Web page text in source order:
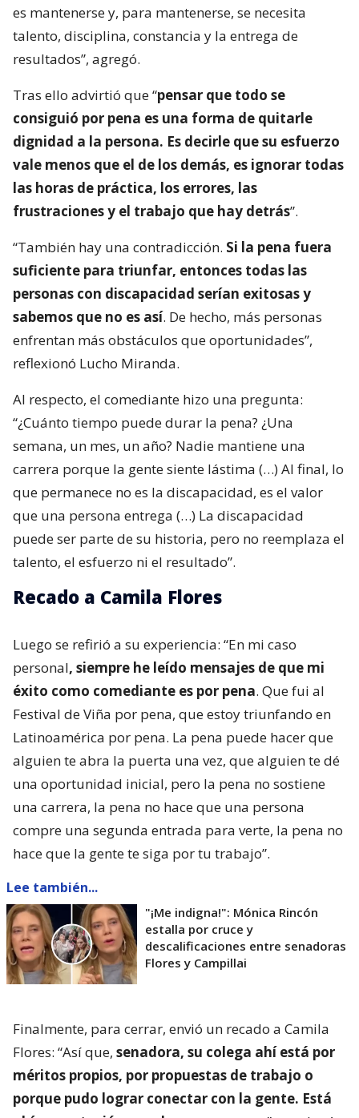
es mantenerse y, para mantenerse, se necesita
talento, disciplina, constancia y la entrega de
resultados”, agregó.
Tras ello advirtió que “pensar que todo se
consiguió por pena es una forma de quitarle
dignidad a la persona. Es decirle que su esfuerzo
vale menos que el de los demás, es ignorar todas
las horas de práctica, los errores, las
frustraciones y el trabajo que hay detrás”.
“También hay una contradicción. Si la pena fuera
suficiente para triunfar, entonces todas las
personas con discapacidad serían exitosas y
sabemos que no es así. De hecho, más personas
enfrentan más obstáculos que oportunidades”,
reflexionó Lucho Miranda.
Al respecto, el comediante hizo una pregunta:
“¿Cuánto tiempo puede durar la pena? ¿Una
semana, un mes, un año? Nadie mantiene una
carrera porque la gente siente lástima (…) Al final, lo
que permanece no es la discapacidad, es el valor
que una persona entrega (…) La discapacidad
puede ser parte de su historia, pero no reemplaza el
talento, el esfuerzo ni el resultado”.
Recado a Camila Flores
Luego se refirió a su experiencia: “En mi caso
personal, siempre he leído mensajes de que mi
éxito como comediante es por pena. Que fui al
Festival de Viña por pena, que estoy triunfando en
Latinoamérica por pena. La pena puede hacer que
alguien te abra la puerta una vez, que alguien te dé
una oportunidad inicial, pero la pena no sostiene
una carrera, la pena no hace que una persona
compre una segunda entrada para verte, la pena no
hace que la gente te siga por tu trabajo”.
Lee también...
"¡Me indigna!": Mónica Rincón
estalla por cruce y
descalificaciones entre senadoras
Flores y Campillai
Finalmente, para cerrar, envió un recado a Camila
Flores: “Así que, senadora, su colega ahí está por
méritos propios, por propuestas de trabajo o
porque pudo lograr conectar con la gente. Está